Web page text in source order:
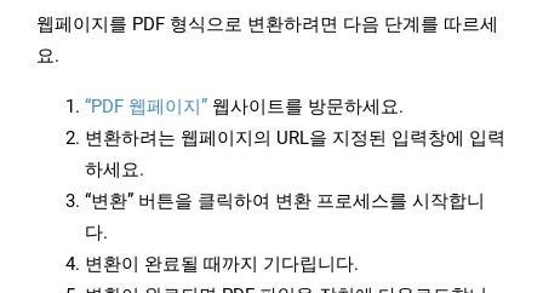
웹페이지를 PDF 형식으로 변환하려면 다음 단계를 따르세
요.
“PDF 웹페이지” 웹사이트를 방문하세요.
변환하려는 웹페이지의 URL을 지정된 입력창에 입력
하세요.
“변환” 버튼을 클릭하여 변환 프로세스를 시작합니
다.
변환이 완료될 때까지 기다립니다.